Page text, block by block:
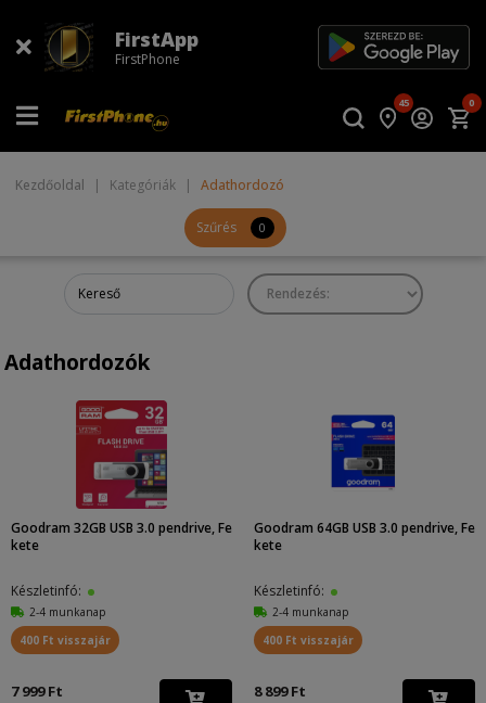
FirstApp
FirstPhone
45 0
Kezdőoldal | Kategóriák | Adathordozó
Szűrés 0
Adathordozók
Goodram 32GB USB 3.0 pendrive, Fe
kete
Készletinfó:
2-4 munkanap
400 Ft visszajár
7 999 Ft
Goodram 64GB USB 3.0 pendrive, Fe
kete
Készletinfó:
2-4 munkanap
400 Ft visszajár
8 899 Ft